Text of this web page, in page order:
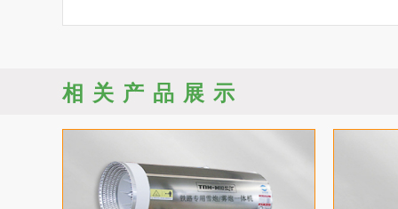
相关产品展示